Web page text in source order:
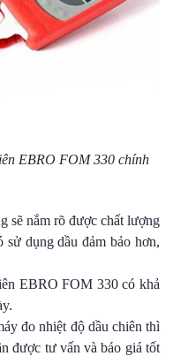
EBRO FOM 330 chính
sẽ nắm rõ được chất lượng
sử dụng dầu đảm bảo hơn,
EBRO FOM 330 có khả
đo nhiệt độ dầu chiên thì
được tư vấn và báo giá tốt